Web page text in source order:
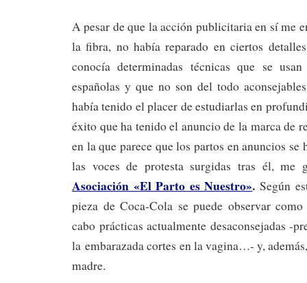
A pesar de que la acción publicitaria en sí me
la fibra, no había reparado en ciertos
conocía determinadas técnicas que se
españolas y que no son del todo
había tenido el placer de estudiarlas en
éxito que ha tenido el anuncio de la marca de
en la que parece que los partos en anuncios se
las voces de protesta surgidas tras él, me
Asociación «El Parto es Nuestro». Según
pieza de Coca-Cola se puede observar
cabo prácticas actualmente desaconsejadas -
la embarazada cortes en la vagina…- y,
madre.